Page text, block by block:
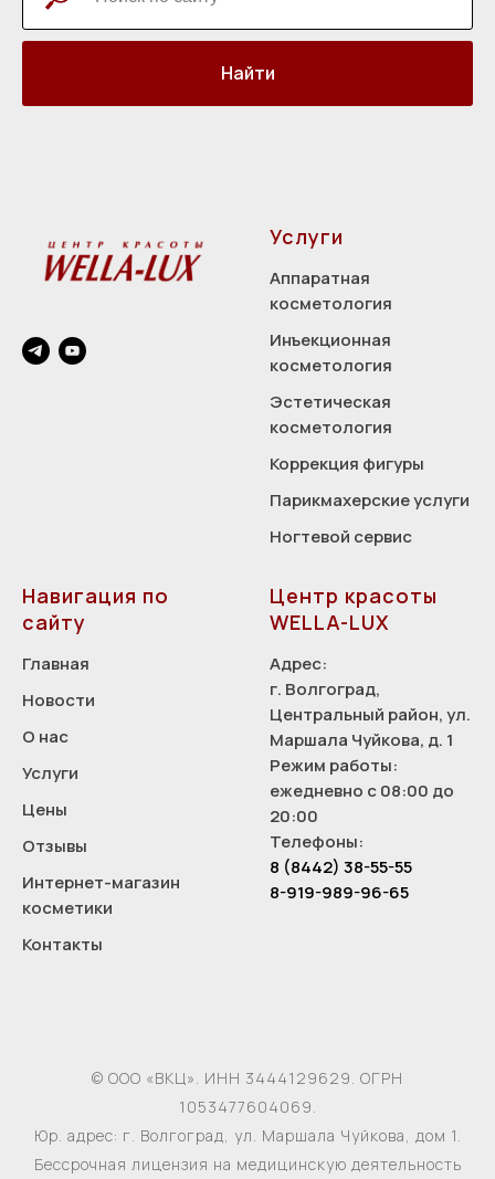
Найти
Услуги
Аппаратная
косметология
Инъекционная
косметология
Эстетическая
косметология
Коррекция фигуры
Парикмахерские услуги
Ногтевой сервис
Навигация по
сайту
Главная
Новости
О нас
Услуги
Цены
Отзывы
Интернет-магазин
косметики
Контакты
Центр красоты
WELLA-LUX
Адрес:
г. Волгоград,
Центральный район, ул.
Маршала Чуйкова, д. 1
Режим работы:
ежедневно с 08:00 до
20:00
Телефоны:
8 (8442) 38-55-55
8-919-989-96-65
© ООО «ВКЦ». ИНН 3444129629. ОГРН
1053477604069.
Юр. адрес: г. Волгоград, ул. Маршала Чуйкова, дом 1.
Бессрочная лицензия на медицинскую деятельность